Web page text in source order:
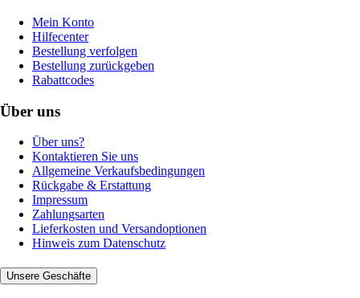
Mein Konto
Hilfecenter
Bestellung verfolgen
Bestellung zurückgeben
Rabattcodes
Über uns
Über uns?
Kontaktieren Sie uns
Allgemeine Verkaufsbedingungen
Rückgabe & Erstattung
Impressum
Zahlungsarten
Lieferkosten und Versandoptionen
Hinweis zum Datenschutz
Unsere Geschäfte